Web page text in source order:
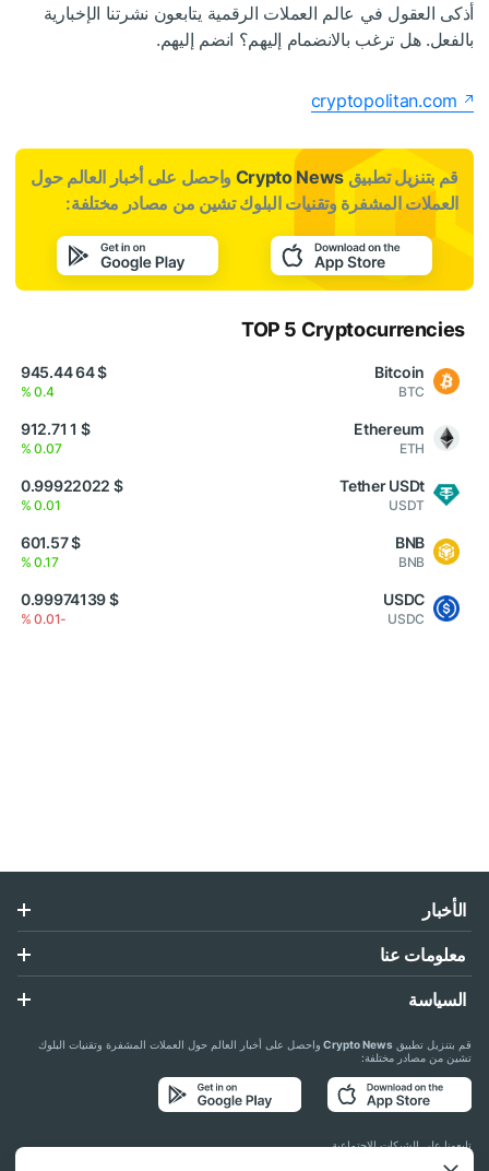
أذكى العقول في عالم العملات الرقمية يتابعون نشرتنا الإخبارية
بالفعل. هل ترغب بالانضمام إليهم؟ انضم إليهم.
cryptopolitan.com
قم بتنزيل تطبيقCrypto News واحصل على أخبار العالم حول
العملات المشفرة وتقنيات البلوك تشين من مصادر مختلفة:
TOP 5 Cryptocurrencies
Bitcoin
BTC
$ 64 945.44
0.4 %
Ethereum
ETH
$ 1 912.71
0.07 %
Tether USDt
USDT
$ 0.99922022
0.01 %
BNB
BNB
$ 601.57
0.17 %
USDC
USDC
$ 0.99974139
-0.01 %
الأخبار
معلومات عنا
السياسة
قم بتنزيل تطبيق Crypto News واحصل على أخبار العالم حول العملات المشفرة وتقنيات البلوك
تشين من مصادر مختلفة:
تابعونا على الشبكات الاجتماعية